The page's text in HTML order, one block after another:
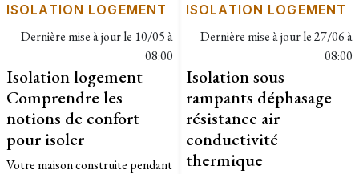
ISOLATION LOGEMENT
Dernière mise à jour le 10/05 à
08:00
Isolation logement
Comprendre les
notions de confort
pour isoler
Votre maison construite pendant
ISOLATION LOGEMENT
Dernière mise à jour le27/06 à
08:00
Isolation sous
rampants déphasage
résistance air
conductivité
thermique